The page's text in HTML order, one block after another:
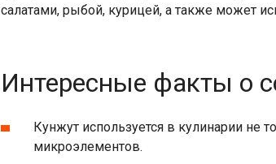
салатами, рыбой, курицей, а также может
Интересные факты о
Кунжут используется в кулинарии не
микроэлементов.